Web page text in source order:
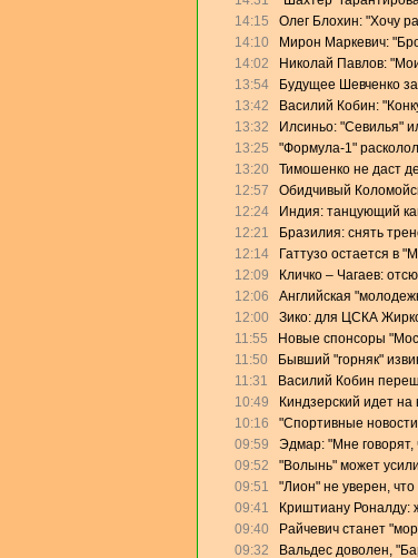
14:15
Олег Блохин: "Хочу
14:10
Мирон Маркевич:
14:02
Николай Павлов:
13:54
Будущее Шевченко
13:42
Василий Кобин:
13:32
Илсиньо: "Севилья"
13:25
"Формула-1"
13:20
Тимошенко не даст
12:57
Обидчивый
12:24
Индия: танцующий
12:21
Бразилия: снять
12:14
Гаттузо остается в
12:09
Кличко – Чагаев:
12:06
Английская
12:00
Зико: для ЦСКА
11:55
Новые спонсоры
11:50
Бывший "горняк"
11:31
Василий Кобин
10:49
Киндзерский идет
10:16
"Спортивные
09:59
Эдмар: "Мне
09:52
"Волынь" может
09:51
"Лион" не уверен,
09:41
Криштиану Роналду:
09:40
Райчевич станет
09:32
Вальдес доволен,